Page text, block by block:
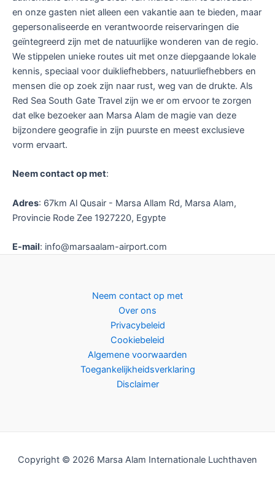
en onze gasten niet alleen een vakantie aan te bieden, maar
gepersonaliseerde en verantwoorde reiservaringen die
geïntegreerd zijn met de natuurlijke wonderen van de regio.
We stippelen unieke routes uit met onze diepgaande lokale
kennis, speciaal voor duikliefhebbers, natuurliefhebbers en
mensen die op zoek zijn naar rust, weg van de drukte. Als
Red Sea South Gate Travel zijn we er om ervoor te zorgen
dat elke bezoeker aan Marsa Alam de magie van deze
bijzondere geografie in zijn puurste en meest exclusieve
vorm ervaart.
Neem contact op met:
Adres: 67km Al Qusair - Marsa Allam Rd, Marsa Alam,
Provincie Rode Zee 1927220, Egypte
E-mail: info@marsaalam-airport.com
Neem contact op met
Over ons
Privacybeleid
Cookiebeleid
Algemene voorwaarden
Toegankelijkheidsverklaring
Disclaimer
Copyright © 2026 Marsa Alam Internationale Luchthaven